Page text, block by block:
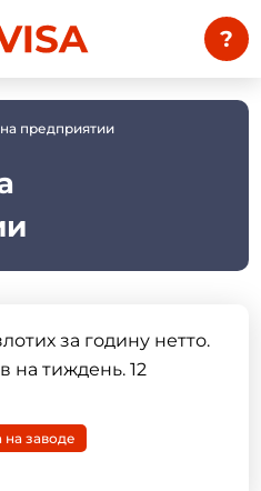
?
предприятии
за годину нетто.
на тиждень. 12
на заводе